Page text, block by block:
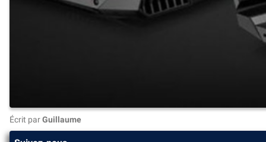
Écrit parGuillaume